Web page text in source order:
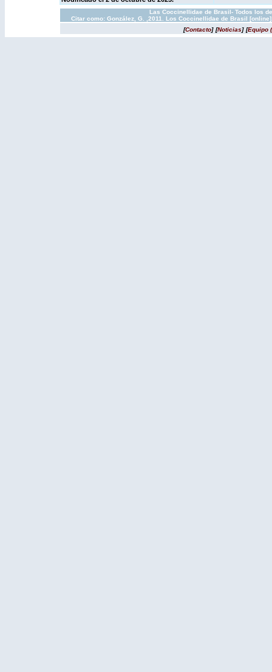
Las Coccinellidae de Brasil- Todos los
Citar como: González, G. ,2011. Los Coccinellidae de Brasil
[Contacto] [Noticias] [Equipo